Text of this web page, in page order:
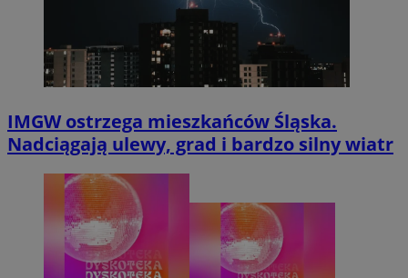
IMGW ostrzega mieszkańców Śląska.
Nadciągają ulewy, grad i bardzo silny wiatr